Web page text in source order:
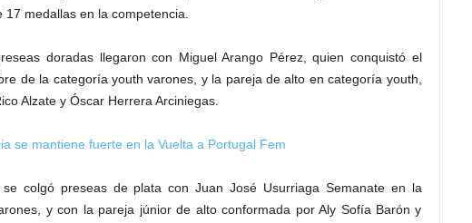
medallas en la competencia.
doradas llegaron con Miguel Arango Pérez, quien conquistó el
de la categoría youth varones, y la pareja de alto en categoría youth,
Alzate y Óscar Herrera Arciniegas.
se mantiene fuerte en la Vuelta a Portugal Fem
colgó preseas de plata con Juan José Usurriaga Semanate en la
y con la pareja júnior de alto conformada por Aly Sofía Barón y